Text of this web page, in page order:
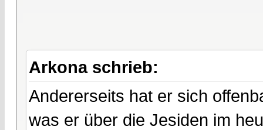
Arkona schrieb:
Andererseits hat er sich
was er über die Jesiden im